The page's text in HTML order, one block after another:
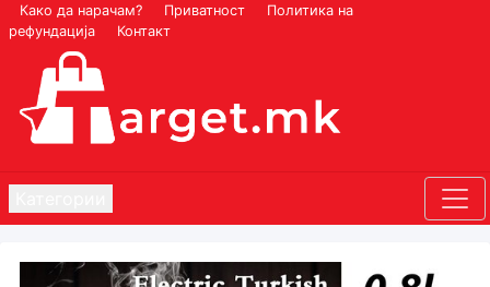
Како да нарачам? Приватност
Политика на
рефундација
Контакт